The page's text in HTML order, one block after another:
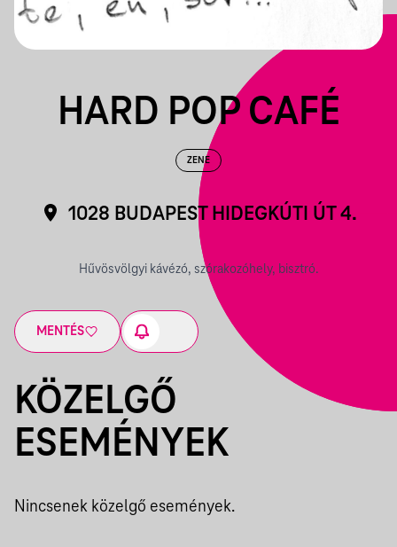
HARD POP CAFÉ
ZENE
1028 BUDAPEST HIDEGKÚTI ÚT 4.
Hűvösvölgyi kávézó, szórakozóhely, bisztró.
MENTÉS
KÖZELGŐ
ESEMÉNYEK
Nincsenek közelgő események.